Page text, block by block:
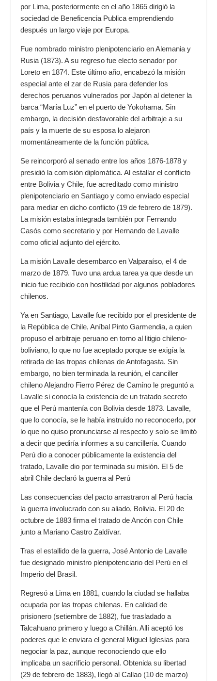
por Lima, posteriormente en el año 1865 dirigió la
sociedad de Beneficencia Publica emprendiendo
después un largo viaje por Europa.
Fue nombrado ministro plenipotenciario en Alemania y
Rusia (1873). A su regreso fue electo senador por
Loreto en 1874. Este último año, encabezó la misión
especial ante el zar de Rusia para defender los
derechos peruanos vulnerados por Japón al detener la
barca “María Luz” en el puerto de Yokohama. Sin
embargo, la decisión desfavorable del arbitraje a su
país y la muerte de su esposa lo alejaron
momentáneamente de la función pública.
Se reincorporó al senado entre los años 1876-1878 y
presidió la comisión diplomática. Al estallar el conflicto
entre Bolivia y Chile, fue acreditado como ministro
plenipotenciario en Santiago y como enviado especial
para mediar en dicho conflicto (19 de febrero de 1879).
La misión estaba integrada también por Fernando
Casós como secretario y por Hernando de Lavalle
como oficial adjunto del ejército.
La misión Lavalle desembarco en Valparaíso, el 4 de
marzo de 1879. Tuvo una ardua tarea ya que desde un
inicio fue recibido con hostilidad por algunos pobladores
chilenos.
Ya en Santiago, Lavalle fue recibido por el presidente de
la República de Chile, Aníbal Pinto Garmendia, a quien
propuso el arbitraje peruano en torno al litigio chileno-
boliviano, lo que no fue aceptado porque se exigía la
retirada de las tropas chilenas de Antofagasta. Sin
embargo, no bien terminada la reunión, el canciller
chilenoAlejandro Fierro Pérez de Camino le preguntó a
Lavalle si conocía la existencia de un tratado secreto
que el Perú mantenía con Bolivia desde 1873. Lavalle,
que lo conocía, se le había instruido no reconocerlo, por
lo que no quiso pronunciarse al respecto y solo se limitó
a decir que pediría informes a su cancillería. Cuando
Perú dio a conocer públicamente la existencia del
tratado, Lavalle dio por terminada su misión. El 5 de
abril Chile declaró la guerra al Perú
Las consecuencias del pacto arrastraron al Perú hacia
la guerra involucrado con su aliado, Bolivia. El 20 de
octubre de 1883 firma el tratado de Ancón con Chile
junto a Mariano Castro Zaldívar.
Tras el estallido de la guerra, José Antonio de Lavalle
fue designado ministro plenipotenciario del Perú en el
Imperio del Brasil.
Regresó a Lima en 1881, cuando la ciudad se hallaba
ocupada por las tropas chilenas. En calidad de
prisionero (setiembre de 1882), fue trasladado a
Talcahuano primero y luego a Chillán. Allí aceptó los
poderes que le enviara el general Miguel Iglesias para
negociar la paz, aunque reconociendo que ello
implicaba un sacrificio personal. Obtenida su libertad
(29 de febrero de 1883), llegó al Callao (10 de marzo)